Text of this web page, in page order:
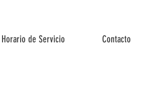
Horario de Servicio Contacto